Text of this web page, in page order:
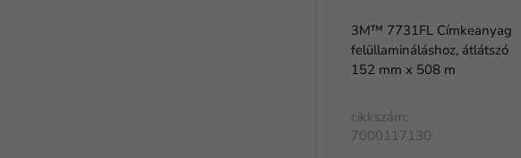
3M™ 7731FL Címkeanyag
felüllamináláshoz, átlátszó
152 mm x 508 m
cikkszám:
7000117130